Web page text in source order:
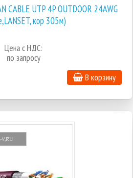
CABLE UTP 4P OUTDOOR 24AWG
кор 305м)
Цена с НДС:
по запросу
В корзину